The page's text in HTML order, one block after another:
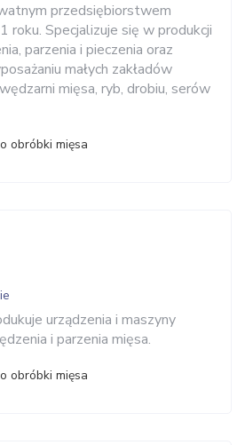
przedsiębiorstwem
roku. Specjalizuje się w produkcji
parzenia i pieczenia oraz
małych zakładów
mięsa, ryb, drobiu, serów
obróbki mięsa
urządzenia i maszyny
i parzenia mięsa.
obróbki mięsa